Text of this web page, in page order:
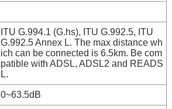
ITU G.994.1 (G.hs), ITU G.992.5, ITU
G.992.5 Annex L. The max distance wh
ich can be connected is 6.5km. Be com
patible with ADSL, ADSL2 and READS
L.
0~63.5dB